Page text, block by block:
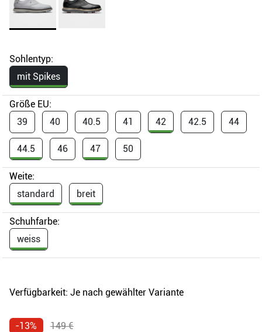
Sohlentyp:
mit Spikes
Größe EU:
39
40 40.5 41 42 42.5 44
44.5 46 47 50
Weite:
standard
breit
Schuhfarbe:
weiss
Verfügbarkeit: Je nach gewählter Variante
-13% 149 €